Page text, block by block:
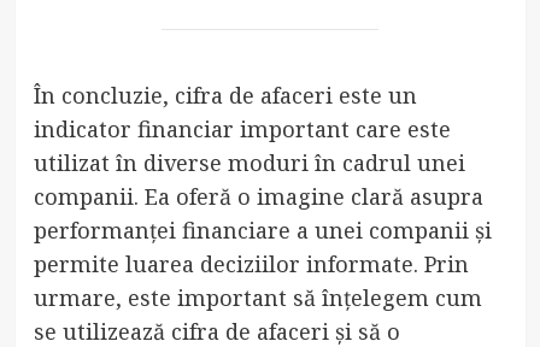
În concluzie, cifra de afaceri este un
indicator financiar important care este
utilizat în diverse moduri în cadrul unei
companii. Ea oferă o imagine clară asupra
performanței financiare a unei companii și
permite luarea deciziilor informate. Prin
urmare, este important să înțelegem cum
se utilizează cifra de afaceri și să o